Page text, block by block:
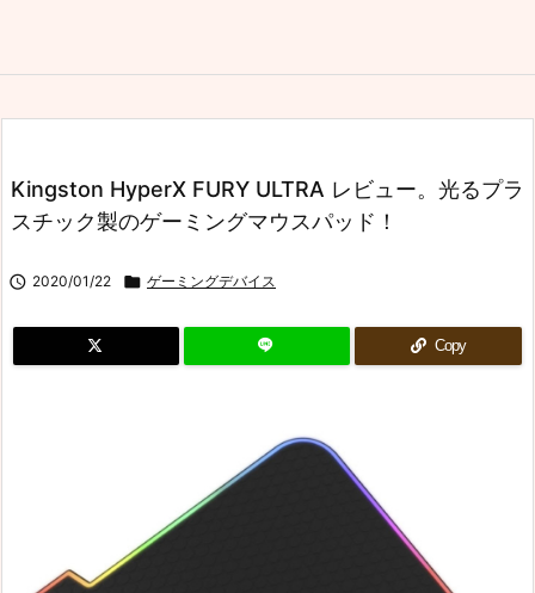
Kingston HyperX FURY ULTRA レビュー。光るプラ
スチック製のゲーミングマウスパッド！
 2020/01/22  ゲーミングデバイス
Copy